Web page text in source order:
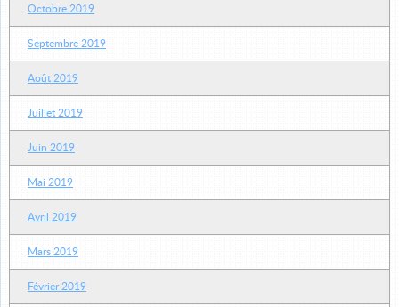
Octobre 2019
Septembre 2019
Août 2019
Juillet 2019
Juin 2019
Mai 2019
Avril 2019
Mars 2019
Février 2019